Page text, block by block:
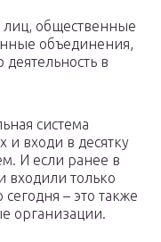
общественные
объединения,
в
система
и входи в десятку
И если ранее в
входили только
– это также
организации.